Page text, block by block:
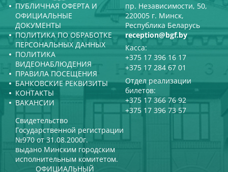
ПУБЛИЧНАЯ ОФЕРТА И
ОФИЦИАЛЬНЫЕ
ДОКУМЕНТЫ
ПОЛИТИКА ПО ОБРАБОТКЕ
ПЕРСОНАЛЬНЫХ ДАННЫХ
ПОЛИТИКА
ВИДЕОНАБЛЮДЕНИЯ
ПРАВИЛА ПОСЕЩЕНИЯ
БАНКОВСКИЕ РЕКВИЗИТЫ
КОНТАКТЫ
ВАКАНСИИ
пр. Независимости, 50,
220005 г. Минск,
Республика Беларусь
reception@bgf.by
Касса:
+375 17 396 16 17
+375 17 284 67 01
Отдел реализации
билетов:
+375 17 366 76 92
+375 17 396 73 57
Свидетельство
Государственной регистрации
№970 от 31.08.2000г.
выдано Минским городским
исполнительным комитетом.
ОФИЦИАЛЬНЫЙ